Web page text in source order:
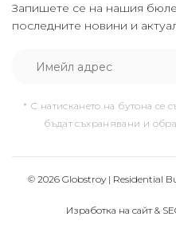
Запишете се на нашия
последните новини и
* С натискането на бутона се
бъдат съхранявани и
© 2026 Globstroy | Residential
Изработка на сайт &